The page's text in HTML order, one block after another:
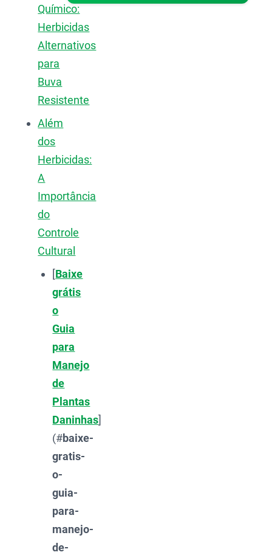
Químico:
Herbicidas
Alternativos
para
Buva
Resistente
Além
dos
Herbicidas:
A
Importância
do
Controle
Cultural
[Baixe
grátis
o
Guia
para
Manejo
de
Plantas
Daninhas]
(#baixe-
gratis-
o-
guia-
para-
manejo-
de-